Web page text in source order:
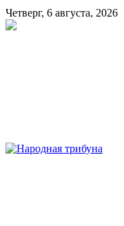
Четверг, 6 августа, 2026